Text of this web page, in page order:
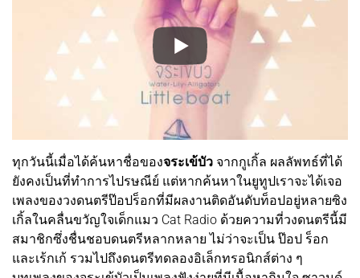
ทุกวันนี้เมื่อได้ค้นหาชื่อของจระเข้บัว จากกูเกิ้ล ผลลัพทธ์ที่ได้
ยังคงเป็นที่ทำการไปรษณีย์ แต่หากค้นหาในยูทูปเราจะได้เจอ
เพลงของวงดนตรีป๊อปร็อกที่มีผลงานติดอันดับท็อปอยู่หลายซิง
เกิ้ลในคลื่นขวัญใจเด็กแมว Cat Radio ด้วยความที่วงดนตรีนี้มี
สมาชิกซึ่งชื่นชอบดนตรีหลากหลาย ไม่ว่าจะเป็น ป๊อป ร็อก
และเร้กเก้ รวมไปถึงดนตรีทดลองอิเล็กทรอนิกส์ต่าง ๆ